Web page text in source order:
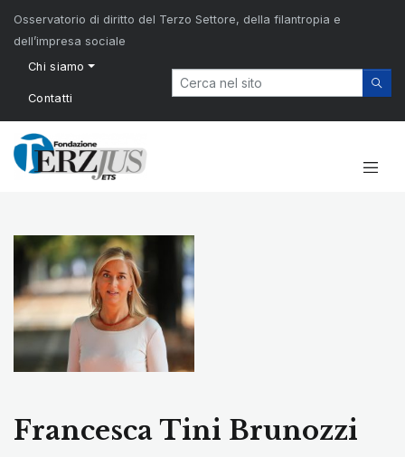
Osservatorio di diritto del Terzo Settore, della filantropia e
dell’impresa sociale
Chi siamo
Contatti
Francesca Tini Brunozzi